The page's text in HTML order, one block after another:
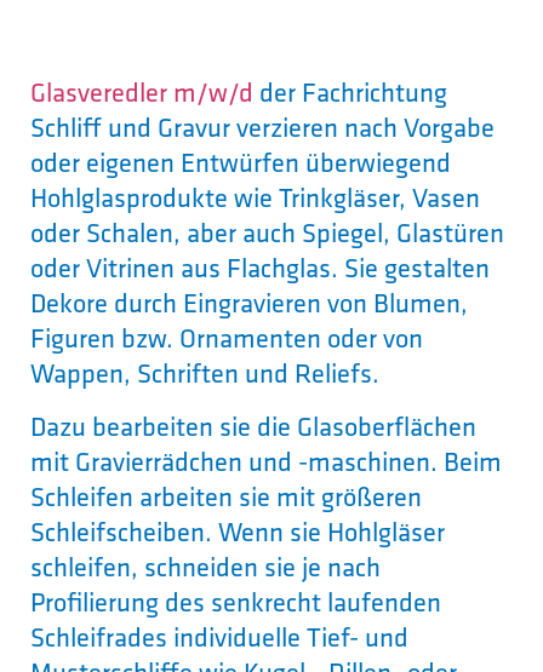
Glasveredler m/w/d der Fachrichtung
Schliff und Gravur verzieren nach Vorgabe
oder eigenen Entwürfen überwiegend
Hohlglasprodukte wie Trinkgläser, Vasen
oder Schalen, aber auch Spiegel, Glastüren
oder Vitrinen aus Flachglas. Sie gestalten
Dekore durch Eingravieren von Blumen,
Figuren bzw. Ornamenten oder von
Wappen, Schriften und Reliefs.
Dazu bearbeiten sie die Glasoberflächen
mit Gravierrädchen und -maschinen. Beim
Schleifen arbeiten sie mit größeren
Schleifscheiben. Wenn sie Hohlgläser
schleifen, schneiden sie je nach
Profilierung des senkrecht laufenden
Schleifrades individuelle Tief- und